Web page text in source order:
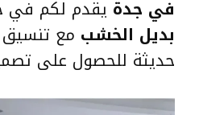
في جدة يقدم لكم في
بديل الخشب مع تنسيق
حديثة للحصول على